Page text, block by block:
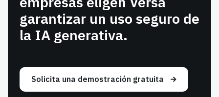
garantizar un uso seguro de
la IA generativa.
Solicita una demostración gratuita